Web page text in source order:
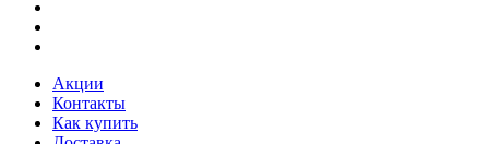
Акции
Контакты
Как купить